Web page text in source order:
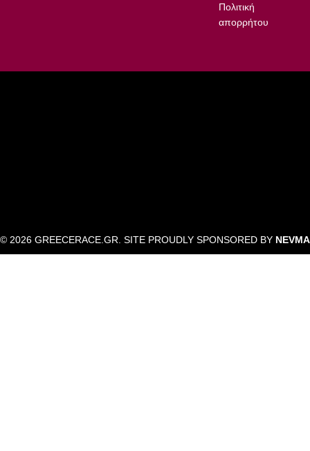
Πολιτική
απορρήτου
© 2026 GREECERACE.GR. SITE PROUDLY SPONSORED BY NEVMA